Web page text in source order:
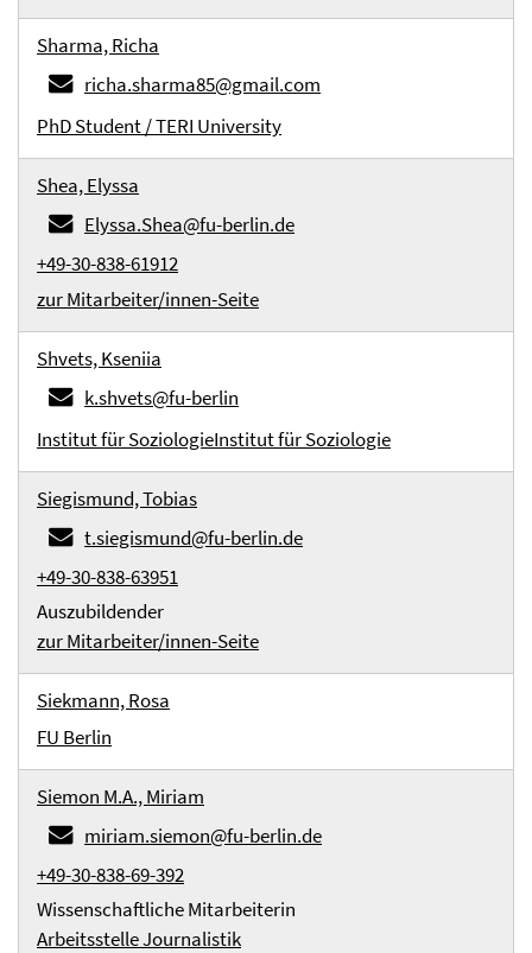
Sharma, Richa
richa.sharma85@gmail.com
PhD Student / TERI University
Shea, Elyssa
Elyssa.Shea@fu-berlin.de
+49-30-838-61912
zur Mitarbeiter/innen-Seite
Shvets, Kseniia
k.shvets@fu-berlin
Institut für SoziologieInstitut für Soziologie
Siegismund, Tobias
t.siegismund@fu-berlin.de
+49-30-838-63951
Auszubildender
zur Mitarbeiter/innen-Seite
Siekmann, Rosa
FU Berlin
Siemon M.A., Miriam
miriam.siemon@fu-berlin.de
+49-30-838-69-392
Wissenschaftliche Mitarbeiterin
Arbeitsstelle Journalistik